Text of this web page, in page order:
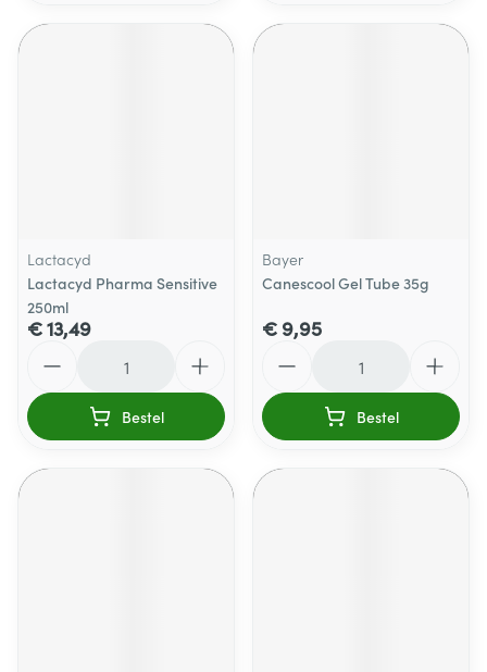
Lactacyd
Lactacyd Pharma Sensitive
250ml
€ 13,49
Bestel
Bayer
Canescool Gel Tube 35g
€ 9,95
Bestel